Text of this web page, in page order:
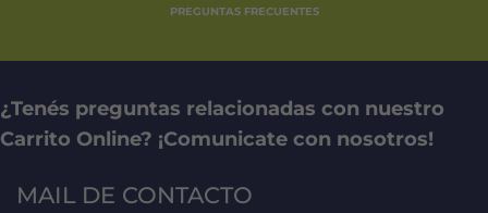
PREGUNTAS FRECUENTES
¿Tenés preguntas relacionadas con nuestro
Carrito Online? ¡Comunicate con nosotros!
MAIL DE CONTACTO